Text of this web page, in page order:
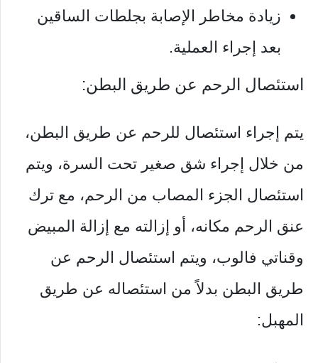
زيادة مخاطر الإصابة بجلطات الساقين
بعد إجراء العملية.
استئصال الرحم عن طريق البطن:
يتم إجراء استئصال للرحم عن طريق البطن،
من خلال إجراء شق صغير تحت السرة، ويتم
استئصال الجزء المصاب من الرحم، مع ترك
عنق الرحم مكانه، أو إزالته مع إزالة المبيض
وقناتي فالوب، ويتم استئصال الرحم عن
طريق البطن بدلاً من استئصاله عن طريق
المهبل: